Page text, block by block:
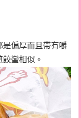
是偏厚而且帶有嚼
蠻相似。